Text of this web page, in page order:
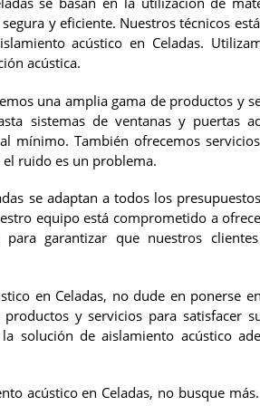
y eficiente. Nuestros técnicos
acústico en Celadas.
acústica.
una amplia gama de productos y
sistemas de ventanas y puertas
mínimo. También ofrecemos
ruido es un problema.
se adaptan a todos los
equipo está comprometido a
garantizar que nuestros
en Celadas, no dude en ponerse
y servicios para satisfacer
solución de aislamiento acústico
acústico en Celadas, no busque